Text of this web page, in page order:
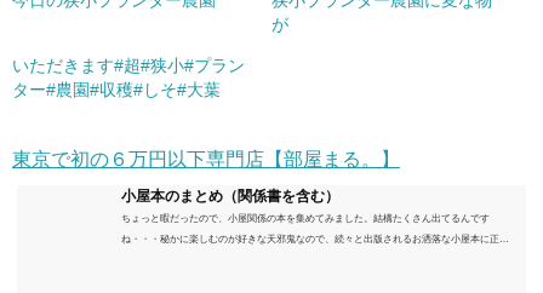
が
いただきます#超#狭小#プラン
ター#農園#収穫#しそ#大葉
東京で初の６万円以下専門店【部屋まる。】
小屋本のまとめ（関係書を含む）
ちょっと暇だったので、小屋関係の本を集めてみました。結構たくさん出てるんです
ね・・・秘かに楽しむのが好きな天邪鬼なので、続々と出版されるお洒落な小屋本に正直